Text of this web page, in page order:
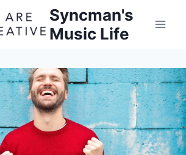
Syncman's
Music Life